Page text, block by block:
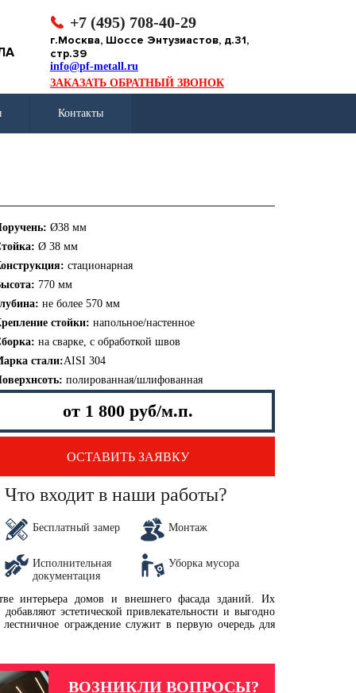
+7 (495) 708-40-29
г.Москва, Шоссе Энтузиастов, д.31,
стр.39
info@pf-metall.ru
ЗАКАЗАТЬ ОБРАТНЫЙ ЗВОНОК
Контакты
Ø38 мм
Ø 38 мм
стационарная
770 мм
не более 570 мм
стойки: напольное/настенное
на сварке, с обработкой швов
стали:AISI 304
полированная/шлифованная
от 1 800 руб/м.п.
ОСТАВИТЬ ЗАЯВКУ
Что входит в наши работы?
Бесплатный замер Монтаж
Исполнительная
документация
Уборка мусора
интерьера домов и внешнего фасада зданий. Их
эстетической привлекательности и выгодно
ограждение служит в первую очередь для
ВОЗНИКЛИ ВОПРОСЫ?